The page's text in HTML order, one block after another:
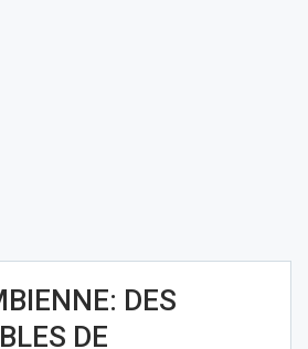
DES
DE